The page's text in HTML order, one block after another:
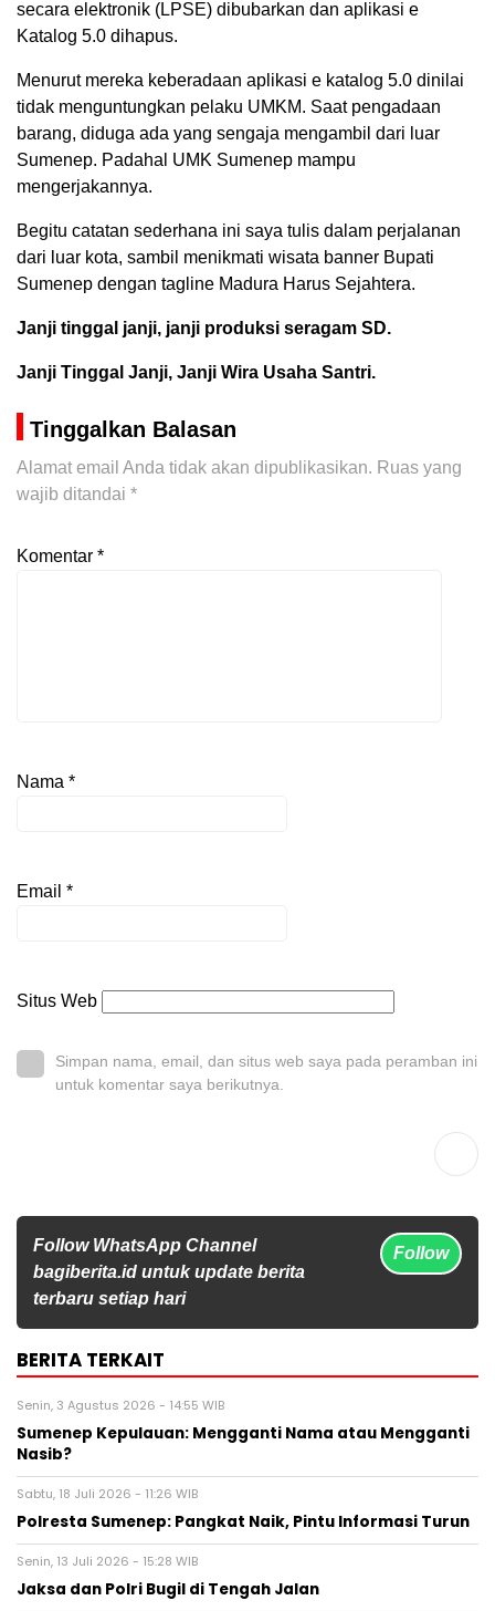
secara elektronik (LPSE) dibubarkan dan aplikasi e
Katalog 5.0 dihapus.
Menurut mereka keberadaan aplikasi e katalog 5.0 dinilai
tidak menguntungkan pelaku UMKM. Saat pengadaan
barang, diduga ada yang sengaja mengambil dari luar
Sumenep. Padahal UMK Sumenep mampu
mengerjakannya.
Begitu catatan sederhana ini saya tulis dalam perjalanan
dari luar kota, sambil menikmati wisata banner Bupati
Sumenep dengan tagline Madura Harus Sejahtera.
Janji tinggal janji, janji produksi seragam SD.
Janji Tinggal Janji, Janji Wira Usaha Santri.
Tinggalkan Balasan
Alamat email Anda tidak akan dipublikasikan. Ruas yang
wajib ditandai *
Komentar *
Nama *
Email *
Situs Web
Simpan nama, email, dan situs web saya pada peramban ini
untuk komentar saya berikutnya.
Follow WhatsApp Channel
bagiberita.id untuk update berita
terbaru setiap hari
Follow
BERITA TERKAIT
Senin, 3 Agustus 2026 - 14:55 WIB
Sumenep Kepulauan: Mengganti Nama atau Mengganti
Nasib?
Sabtu, 18 Juli 2026 - 11:26 WIB
Polresta Sumenep: Pangkat Naik, Pintu Informasi Turun
Senin, 13 Juli 2026 - 15:28 WIB
Jaksa dan Polri Bugil di Tengah Jalan